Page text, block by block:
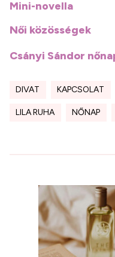
Mini-novella
Női közösségek
Csányi Sándor
DIVAT KAPCSOLAT
LILA RUHA NŐNAP